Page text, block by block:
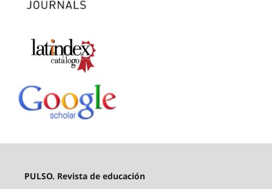
PULSO. Revista de educación